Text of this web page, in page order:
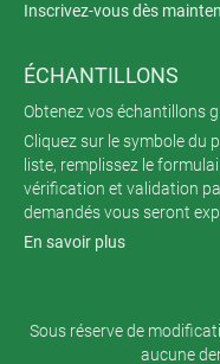
Inscrivez-vous dès
ÉCHANTILLONS
Obtenez vos échantillons
Cliquez sur le symbole du
liste, remplissez le
vérification et validation
demandés vous seront
En savoir plus
Sous réserve de
aucune